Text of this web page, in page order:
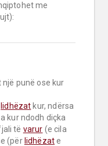
me
lidhëzat kur, ndërsa
kur ndodh diçka
të varur (e cila
(për lidhëzat e